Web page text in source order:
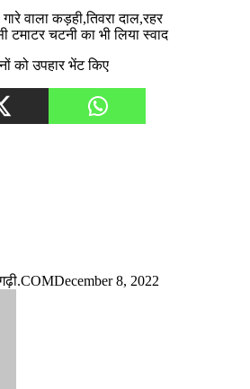
वाला कड़ही,तिवरा दाल,रहर
टमाटर चटनी का भी लिया स्वाद
को उपहार भेंट किए
December 8, 2022